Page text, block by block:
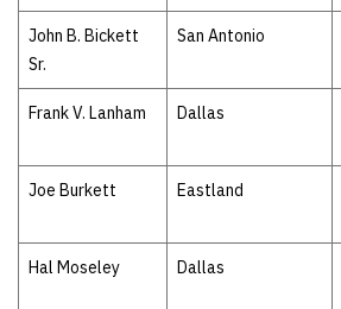
John B. Bickett
Sr.
San Antonio
Frank V. Lanham Dallas
Joe Burkett Eastland
Hal Moseley Dallas